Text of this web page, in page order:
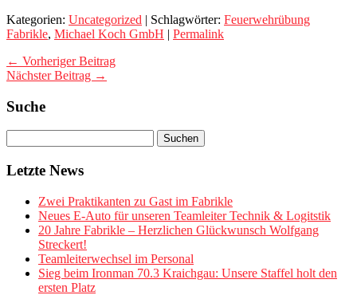
Kategorien: Uncategorized | Schlagwörter: Feuerwehrübung
Fabrikle, Michael Koch GmbH | Permalink
← Vorheriger Beitrag
Nächster Beitrag →
Suche
Letzte News
Zwei Praktikanten zu Gast im Fabrikle
Neues E-Auto für unseren Teamleiter Technik & Logitstik
20 Jahre Fabrikle – Herzlichen Glückwunsch Wolfgang
Streckert!
Teamleiterwechsel im Personal
Sieg beim Ironman 70.3 Kraichgau: Unsere Staffel holt den
ersten Platz